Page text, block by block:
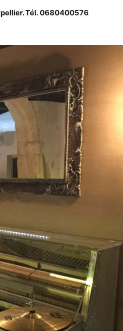
Tél. 0680400576